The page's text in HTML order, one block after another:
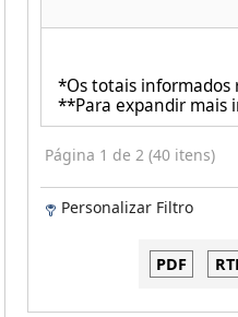
*Os totais informados
**Para expandir mais
Página 1 de 2 (40 itens)
Personalizar Filtro